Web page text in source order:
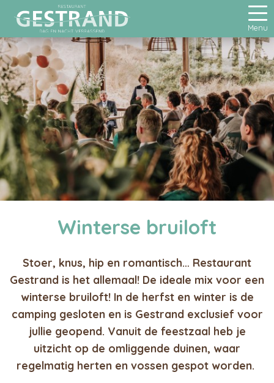
Menu
Winterse bruiloft
Stoer, knus, hip en romantisch… Restaurant
Gestrand is het allemaal! De ideale mix voor een
winterse bruiloft! In de herfst en winter is de
camping gesloten en is Gestrand exclusief voor
jullie geopend. Vanuit de feestzaal heb je
uitzicht op de omliggende duinen, waar
regelmatig herten en vossen gespot worden.